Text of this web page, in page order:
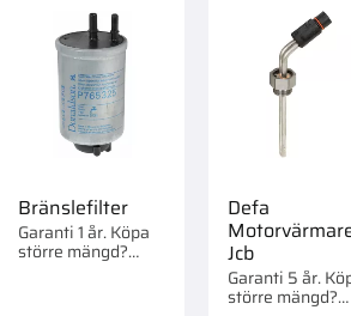
Bränslefilter
Garanti 1 år. Köpa
större mängd?
Defa
Jcb
Garanti 5 år.
större mängd?